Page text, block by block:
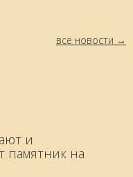
все новости
и
памятник на